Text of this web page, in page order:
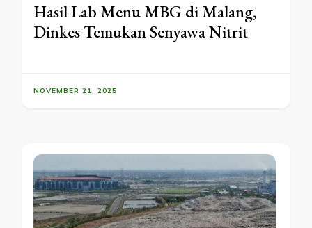
Hasil Lab Menu MBG di Malang,
Dinkes Temukan Senyawa Nitrit
NOVEMBER 21, 2025